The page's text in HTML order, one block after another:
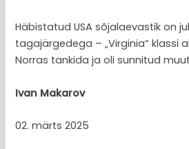
Häbistatud USA sõjalaevastik on
tagajärgedega – „Virginia“ klassi
Norras tankida ja oli sunnitud
Ivan Makarov
02. märts 2025